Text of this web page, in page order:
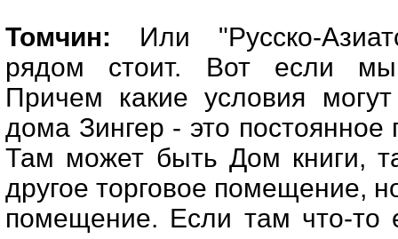
Томчин: Или "Русско-
рядом стоит. Вот если
Причем какие условия
дома Зингер - это
Там может быть Дом книги,
другое торговое помещение,
помещение. Если там что-то